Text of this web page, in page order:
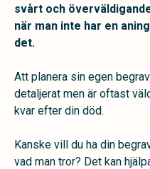
svårt och
när man inte har en
det.
Att planera sin egen
detaljerat men är oftast
kvar efter din död.
Kanske vill du ha din
vad man tror? Det kan